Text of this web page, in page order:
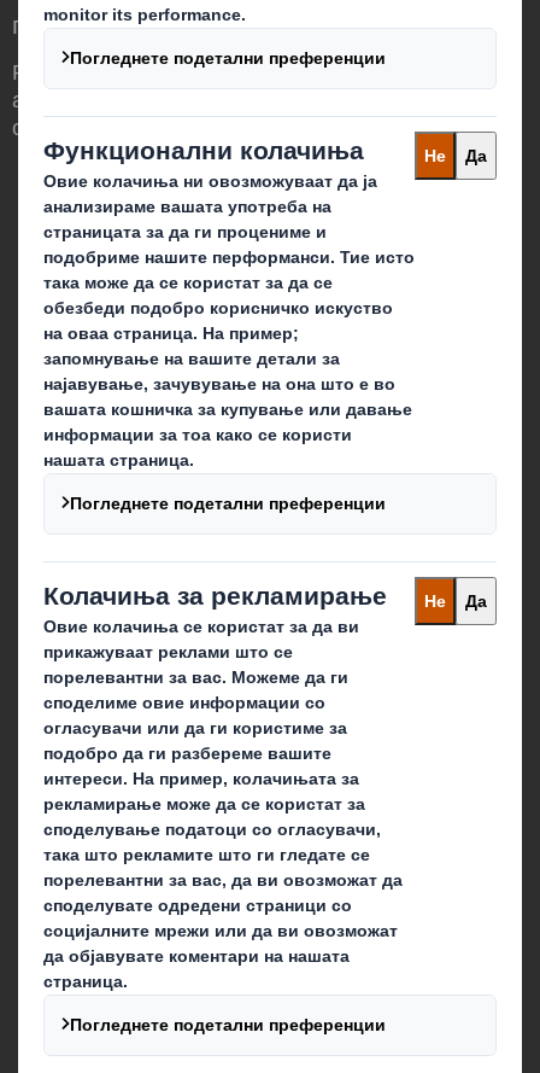
потребите на светот што се менува
Различни сме бидејќи гледаме можност
амбалажата да има значајна улога во
светот околу нас.
Кои сме ние
За нас
За акционерите
Одржливост
Кариера
Што правиме ние?
Да останеме во контакт
Локации
Аплицирај за работа
Follow us